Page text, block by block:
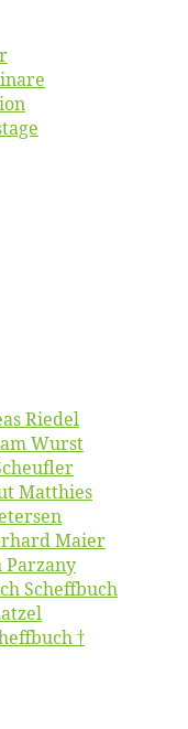
Riedel
Wurst
Matthies
Maier
Parzany
Scheffbuch
†